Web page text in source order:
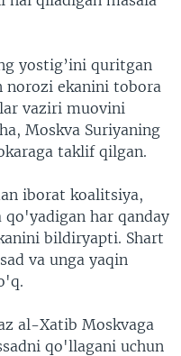
yostig’ini quritgan
norozi ekanini tobora
vaziri muovini
Moskva Suriyaning
taklif qilgan.
iborat koalitsiya,
har qanday
bildiryapti. Shart
va unga yaqin
al-Xatib Moskvaga
qo'llagani uchun